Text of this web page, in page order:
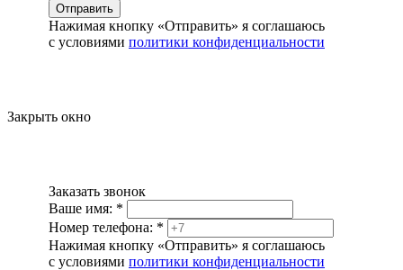
Отправить
Нажимая кнопку «Отправить» я соглашаюсь
с условиями политики конфиденциальности
Закрыть окно
Заказать звонок
Ваше имя: *
Номер телефона: *
Нажимая кнопку «Отправить» я соглашаюсь
с условиями политики конфиденциальности